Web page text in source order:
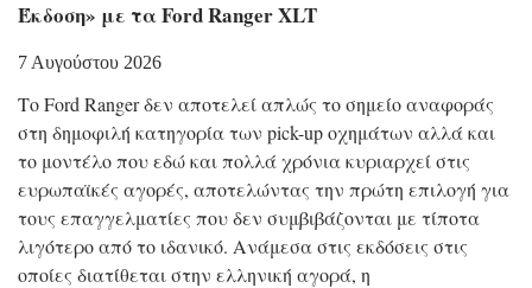
Έκδοση» με τα Ford Ranger XLT
7 Αυγούστου 2026
Το Ford Ranger δεν αποτελεί απλώς το σημείο αναφοράς
στη δημοφιλή κατηγορία των pick-up οχημάτων αλλά και
το μοντέλο που εδώ και πολλά χρόνια κυριαρχεί στις
ευρωπαϊκές αγορές, αποτελώντας την πρώτη επιλογή για
τους επαγγελματίες που δεν συμβιβάζονται με τίποτα
λιγότερο από το ιδανικό. Ανάμεσα στις εκδόσεις στις
οποίες διατίθεται στην ελληνική αγορά, η